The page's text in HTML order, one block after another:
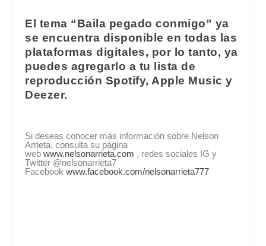
El tema “Baila pegado conmigo” ya
se encuentra disponible en todas las
plataformas digitales, por lo tanto, ya
puedes agregarlo a tu lista de
reproducción Spotify, Apple Music y
Deezer.
Si deseas conocer más información sobre Nelson
Arrieta, consulta su página
webwww.nelsonarrieta.com , redes sociales IG y
Twitter @nelsonarrieta7
Facebookwww.facebook.com/nelsonarrieta777